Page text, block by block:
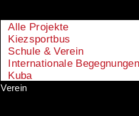
Alle Projekte
Kiezsportbus
Schule & Verein
Internationale
Kuba
Verein